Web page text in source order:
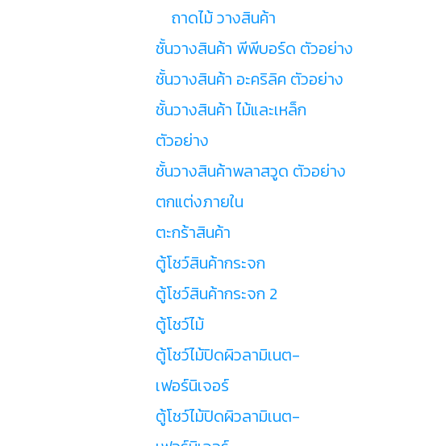
ถาดไม้ วางสินค้า
ชั้นวางสินค้า พีพีบอร์ด ตัวอย่าง
ชั้นวางสินค้า อะคริลิค ตัวอย่าง
ชั้นวางสินค้า ไม้และเหล็ก
ตัวอย่าง
ชั้นวางสินค้าพลาสวูด ตัวอย่าง
ตกแต่งภายใน
ตะกร้าสินค้า
ตู้โชว์สินค้ากระจก
ตู้โชว์สินค้ากระจก 2
ตู้โชว์ไม้
ตู้โชว์ไม้ปิดผิวลามิเนต-
เฟอร์นิเจอร์
ตู้โชว์ไม้ปิดผิวลามิเนต-